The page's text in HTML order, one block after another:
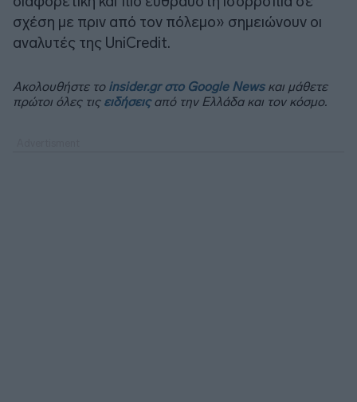
σχέση με πριν από τον πόλεμο» σημειώνουν οι
αναλυτές της UniCredit.
Ακολουθήστε το insider.gr στο Google Newsκαι μάθετε
πρώτοι όλες τις ειδήσειςαπό την Ελλάδα και τον κόσμο.